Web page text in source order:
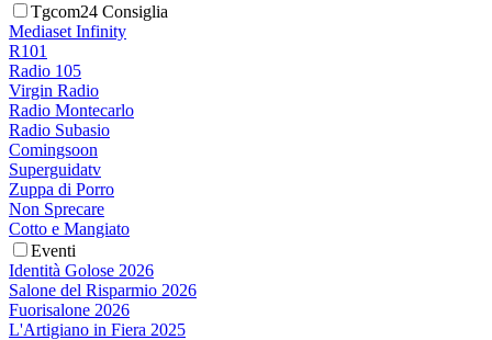
Tgcom24 Consiglia
Mediaset Infinity
R101
Radio 105
Virgin Radio
Radio Montecarlo
Radio Subasio
Comingsoon
Superguidatv
Zuppa di Porro
Non Sprecare
Cotto e Mangiato
Eventi
Identità Golose 2026
Salone del Risparmio 2026
Fuorisalone 2026
L'Artigiano in Fiera 2025